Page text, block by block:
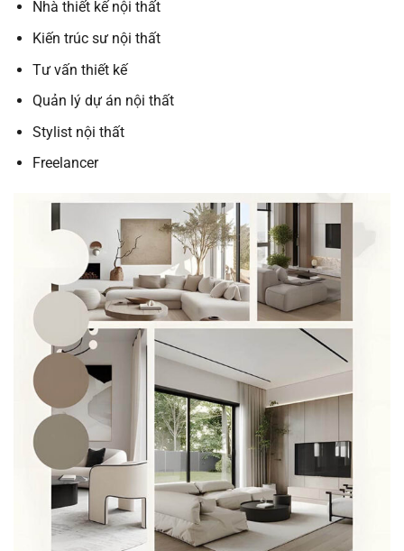
Nhà thiết kế nội thất
Kiến trúc sư nội thất
Tư vấn thiết kế
Quản lý dự án nội thất
Stylist nội thất
Freelancer